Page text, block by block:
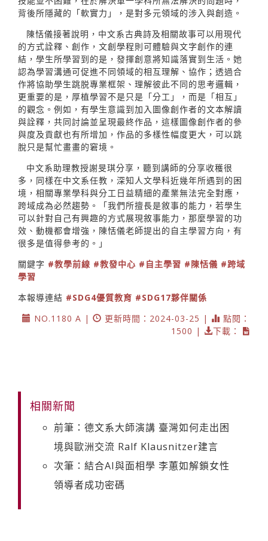
背後所隱藏的「軟實力」，是對多元領域的涉入與創造。
陳恬儀接著說明，中文系古典詩及相關故事可以用現代
的方式詮釋、創作，文創學程則可體驗與文字創作的連
結，學生所學習到的是，發揮創意將知識落實到生活。她
認為學習溝通可促進不同領域的相互理解、協作；透過合
作將協助學生跳脱專業框架、理解彼此不同的思考邏輯，
更重要的是，厚植學習不是只是「分工」，而是「相互」
的觀念。例如，有學生意識到加入圖像創作者的文本解讀
與詮釋，共同討論並呈現最終作品，這樣圖像創作者的參
與度及貢獻也有所增加，作品的多樣性幅度更大，可以跳
脫只是幫忙畫畫的窘境。
中文系助理教授謝旻琪分享，聽到講師的分享收穫很
多，同樣在中文系任教，深知人文學科近幾年所遇到的困
境，相關專業學科與分工日益精細的產業無法完全對應，
跨域成為必然趨勢。「我們所擅長是敘事的能力，若學生
可以針對自己有興趣的方式展現敘事能力，那麼學習的功
效、動機都會增強，陳恬儀老師提出的自主學習方向，有
很多是值得參考的。」
關鍵字 #教學前線 #教發中心 #自主學習 #陳恬儀 #跨域
學習
本報導連結 #SDG4優質教育 #SDG17夥伴關係
NO.1180 A |
更新時間：2024-03-25 |
點閱：
1500 |
下載：
相關新聞
前筆：德文系大師演講 臺灣如何走出困
境與歐洲交流 Ralf Klausnitzer建言
次筆：結合AI與面相學 李蕙如解鎖女性
領導者成功密碼